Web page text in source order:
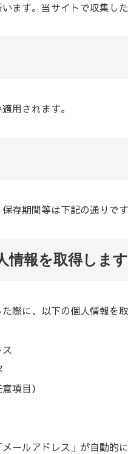
ます。当サイトで収集し
用されます。
存期間等は下記の通りです
情報を取得します
際に、以下の個人情報を取
項目）
ールアドレス」が自動的